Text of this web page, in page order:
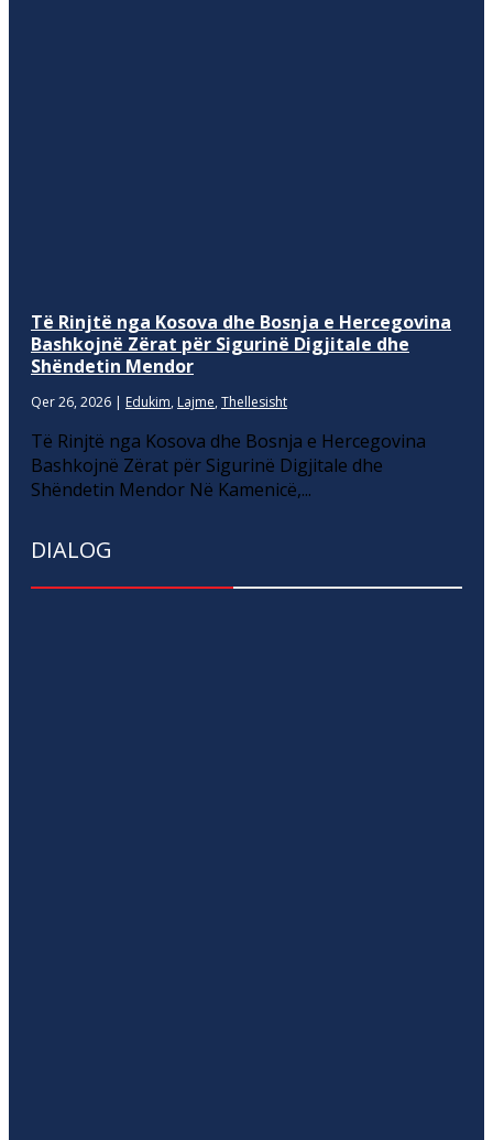
Të Rinjtë nga Kosova dhe Bosnja e Hercegovina
Bashkojnë Zërat për Sigurinë Digjitale dhe
Shëndetin Mendor
Qer 26, 2026 | Edukim, Lajme, Thellesisht
Të Rinjtë nga Kosova dhe Bosnja e Hercegovina
Bashkojnë Zërat për Sigurinë Digjitale dhe
Shëndetin Mendor Në Kamenicë,...
DIALOG